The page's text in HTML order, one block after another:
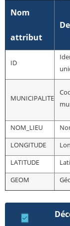
Nom
attribut
ID
MUNICIPALITE
NOM_LIEU
LONGITUDE
LATITUDE
GEOM